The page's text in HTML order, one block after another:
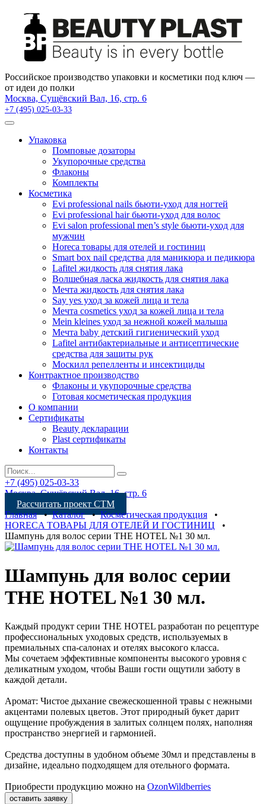
Российское производство упаковки и косметики под ключ —
от идеи до полки
Москва, Сущёвский Вал, 16, стр. 6
+7 (495) 025-03-33
Упаковка
Помповые дозаторы
Укупорочные средства
Флаконы
Комплекты
Косметика
Evi professional nails бьюти-уход для ногтей
Evi professional hair бьюти-уход для волос
Evi salon professional men’s style бьюти-уход для
мужчин
Horeca товары для отелей и гостиниц
Smart box nail средства для маникюра и педикюра
Lafitel жидкость для снятия лака
Волшебная ласка жидкость для снятия лака
Мечта жидкость для снятия лака
Say yes уход за кожей лица и тела
Мечта cosmetics уход за кожей лица и тела
Mein kleines уход за нежной кожей малыша
Мечта baby детский гигиенический уход
Lafitel антибактериальные и антисептические
средства для защиты рук
Москилл репелленты и инсектициды
Контрактное производство
Флаконы и укупорочные средства
Готовая косметическая продукция
О компании
Сертификаты
Beauty декларации
Plast сертификаты
Контакты
+7 (495) 025-03-33
Москва, Сущёвский Вал, 16, стр. 6
Рассчитать проект СТМ
Главная•Каталог•Косметическая продукция •
HORECA ТОВАРЫ ДЛЯ ОТЕЛЕЙ И ГОСТИНИЦ •
Шампунь для волос серии THE HOTEL №1 30 мл.
Шампунь для волос серии
THE HOTEL №1 30 мл.
Каждый продукт серии THE HOTEL разработан по рецептуре
профессиональных уходовых средств, используемых в
премиальных спа-салонах и отелях высокого класса.
Мы сочетаем эффективные компоненты высокого уровня с
деликатным уходом, чтобы Ваши гости ощутили заботу в
каждой детали.
Аромат: Чистое дыхание свежескошенной травы с нежными
акцентами полевых цветов. Этот природный букет дарит
ощущение пробуждения в залитых солнцем полях, наполняя
пространство энергией и гармонией.
Средства доступны в удобном объеме 30мл и представлены в
дизайне, идеально подходящем для отельного формата.
Приобрести продукцию можно на OzonWildberries
оставить заявку